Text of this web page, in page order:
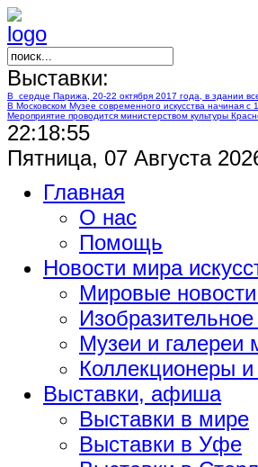
Выставки:
В сердце Парижа, 20-22 октября 2017 года, в здании
В Московском Музее современного искусства начиная с
Мероприятие проводится министерством культуры
22:18:56
Пятница, 07 Августа
Главная
О нас
Помощь
Новости мира
Мировые новости
Музеи и галереи
Коллекционеры и
Выставки, афиша
Выставки в мире
Выставки в Уфе